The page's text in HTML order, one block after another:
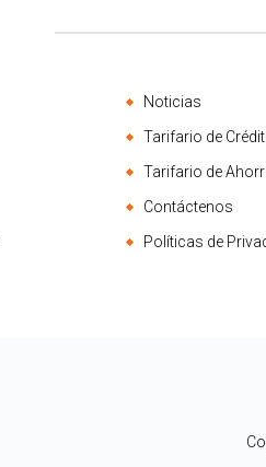
Noticias
Tarifario de
Tarifario de
Contáctenos
Políticas de